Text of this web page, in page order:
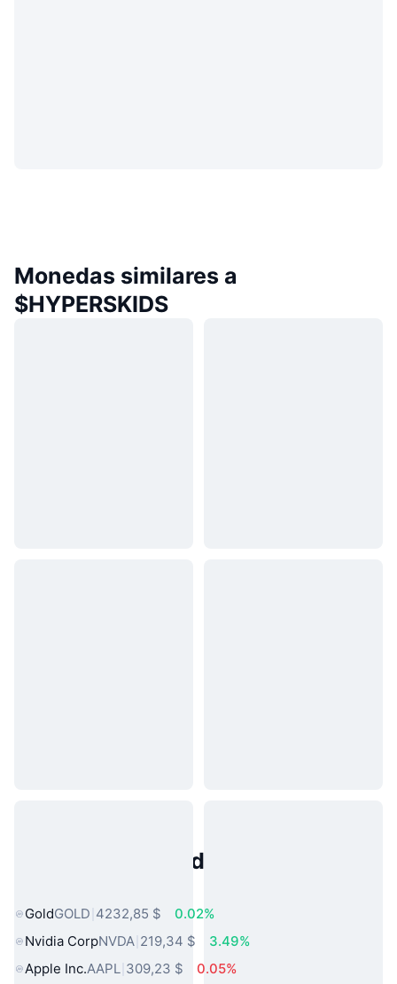
Monedas similares a
$HYPERSKIDS
Activos del Mundo Real
GoldGOLD 4232,85 $
0.02%
Nvidia CorpNVDA 219,34 $
3.49%
Apple Inc.AAPL 309,23 $ 0.05%